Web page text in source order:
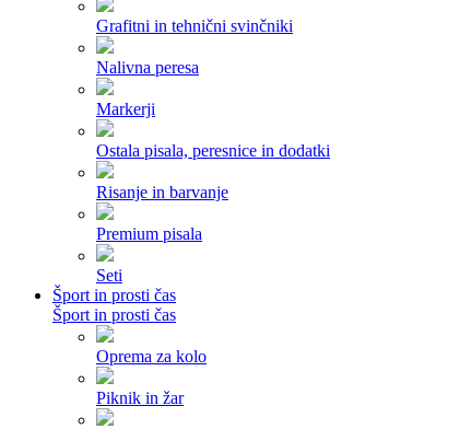
Grafitni in tehnični svinčniki
Nalivna peresa
Markerji
Ostala pisala, peresnice in dodatki
Risanje in barvanje
Premium pisala
Seti
Šport in prosti čas
Šport in prosti čas
Oprema za kolo
Piknik in žar